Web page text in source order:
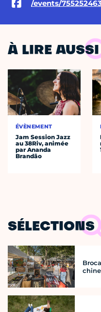
/events/
À LIRE AUSSI
ÉVÈNEMENT
Jam Session Jazz
au 38Riv, animée
par Ananda
Brandão
SÉLECTIONS